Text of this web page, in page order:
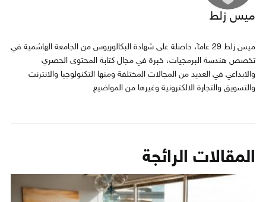
ميس زلط
ميس زلط 29 عامآ، حاصلة على شهادة البكالوريوس من الجامعة الهاشمية في
تخصص هندسة البرمجيات، خبرة في مجال كتابة المحتوى الحصري
والابداعي في العديد من المجالات المختلفة ومنها التكنولوجيا والانترنت
والتسويق والتجارة الالكترونية وغيرها من المواضيع
المقالات الرائجة